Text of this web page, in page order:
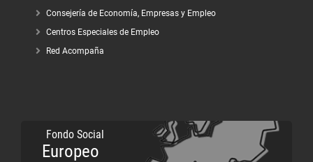
Consejería de Economía, Empresas y Empleo
Centros Especiales de Empleo
Red Acompaña
Fondo Social
Europeo